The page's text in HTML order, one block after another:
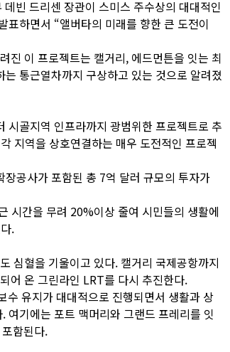
빈 드리센 장관이 스미스 주수상의 대대적인
표하면서 “앨버타의 미래를 향한 큰 도전이
이 프로젝트는 캘거리, 에드먼튼을 잇는 최
통근열차까지 구상하고 있는 것으로 알려졌
시골지역 인프라까지 광범위한 프로젝트로 추
지역을 상호연결하는 매우 도전적인 프로젝
공사가 포함된 총 7억 달러 규모의 투자가
시간을 무려 20%이상 줄여 시민들의 생활에
.
심혈을 기울이고 있다. 캘거리 국제공항까지
어 온 그린라인 LRT를 다시 추진한다.
유지가 대대적으로 진행되면서 생활과 상
여기에는 포트 맥머리와 그랜드 프레리를 잇
함된다.